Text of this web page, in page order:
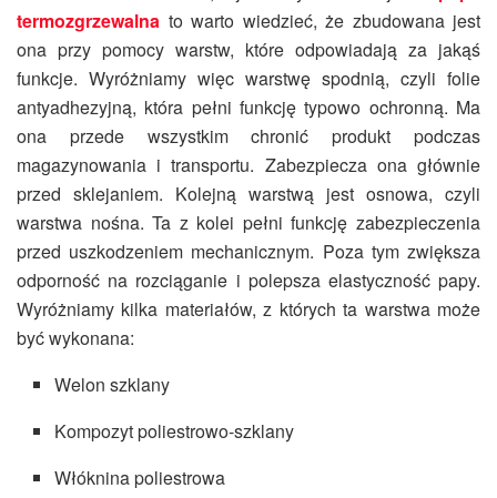
termozgrzewalna to warto wiedzieć, że zbudowana jest
ona przy pomocy warstw, które odpowiadają za jakąś
funkcje. Wyróżniamy więc warstwę spodnią, czyli folie
antyadhezyjną, która pełni funkcję typowo ochronną. Ma
ona przede wszystkim chronić produkt podczas
magazynowania i transportu. Zabezpiecza ona głównie
przed sklejaniem. Kolejną warstwą jest osnowa, czyli
warstwa nośna. Ta z kolei pełni funkcję zabezpieczenia
przed uszkodzeniem mechanicznym. Poza tym zwiększa
odporność na rozciąganie i polepsza elastyczność papy.
Wyróżniamy kilka materiałów, z których ta warstwa może
być wykonana:
Welon szklany
Kompozyt poliestrowo-szklany
Włóknina poliestrowa